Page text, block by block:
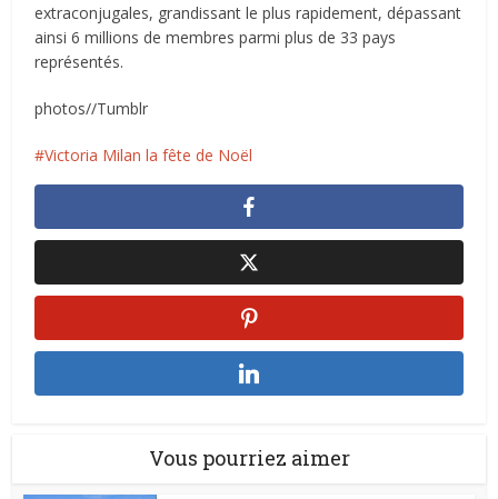
extraconjugales, grandissant le plus rapidement, dépassant
ainsi 6 millions de membres parmi plus de 33 pays
représentés.
photos//Tumblr
Victoria Milan la fête de Noël
Vous pourriez aimer